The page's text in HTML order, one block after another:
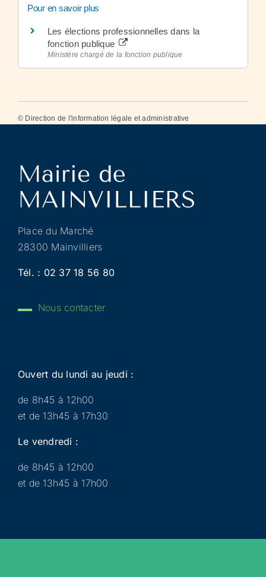
Pour en savoir plus
Les élections professionnelles dans la
fonction publique
Ministère chargé de la fonction publique
© Direction de l'information légale et administrative
Place du Marché
28300 Mainvilliers
Tél. : 02 37 18 56 80
Nous contacter
Ouvert du lundi au jeudi :
de 8h45 à 12h00
et de 13h45 à 17h30
Le vendredi :
de 8h45 à 12h00
et de 13h45 à 17h00